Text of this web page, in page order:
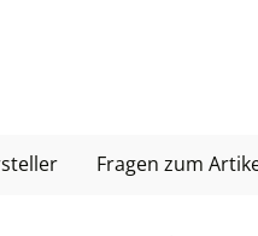
Fragen zum